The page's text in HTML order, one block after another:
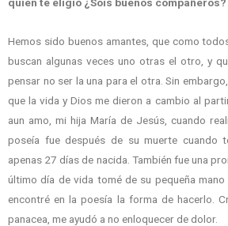
Hemos sido buenos amantes, que como
buscan algunas veces uno otras el otro, y
pensar no ser la una para el otra. Sin
que la vida y Dios me dieron a cambio al
aun amo, mi hija María de Jesús, cuando
poseía fue después de su muerte cuando
apenas 27 días de nacida. También fue una
último día de vida tomé de su pequeña
encontré en la poesía la forma de hacerlo.
panacea, me ayudó a no enloquecer de dolor.